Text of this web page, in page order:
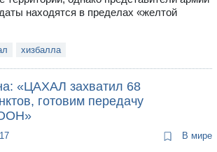
находятся в пределах «желтой
хизбалла
«ЦАХАЛ захватил 68
готовим передачу
В мире